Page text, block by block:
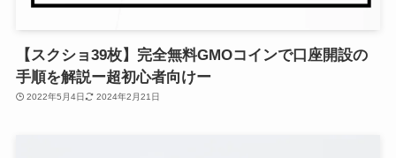
【スクショ39枚】完全無料GMOコインで口座開設の
手順を解説ー超初心者向けー
2022年5月4日 2024年2月21日